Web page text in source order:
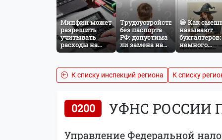
Сдать отчёт
Тарифы
Оплата
Минфин может
разрешить
учитывать
расходы на
защиту от
расчёте налога
на прибыль
Трудоустройство
без паспорта
РФ: допустима
ли замена на
загранпаспорт?
😁 Как
называют
бухгалтеров:
немного
К списку инспекций региона
К списку
0200 УФНС РОССИИ
Управление Федеральной